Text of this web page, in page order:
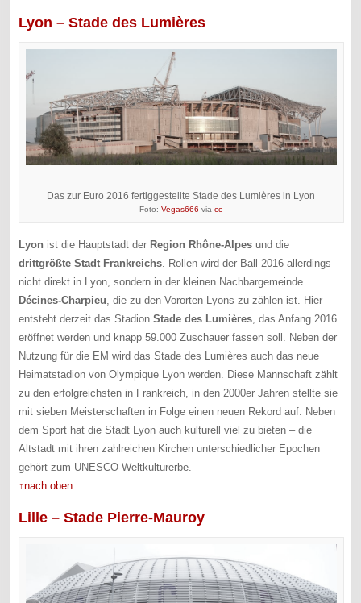
Lyon – Stade des Lumières
Das zur Euro 2016 fertiggestellte Stade des Lumières in Lyon
Foto:Vegas666 viacc
Lyon ist die Hauptstadt der Region Rhône-Alpes und die
drittgrößte Stadt Frankreichs. Rollen wird der Ball 2016 allerdings
nicht direkt in Lyon, sondern in der kleinen Nachbargemeinde
Décines-Charpieu, die zu den Vororten Lyons zu zählen ist. Hier
entsteht derzeit das StadionStade des Lumières, das Anfang 2016
eröffnet werden und knapp 59.000 Zuschauer fassen soll. Neben der
Nutzung für die EM wird das Stade des Lumières auch das neue
Heimatstadion von Olympique Lyon werden. Diese Mannschaft zählt
zu den erfolgreichsten in Frankreich, in den 2000er Jahren stellte sie
mit sieben Meisterschaften in Folge einen neuen Rekord auf. Neben
dem Sport hat die Stadt Lyon auch kulturell viel zu bieten – die
Altstadt mit ihren zahlreichen Kirchen unterschiedlicher Epochen
gehört zum UNESCO-Weltkulturerbe.
↑nach oben
Lille – Stade Pierre-Mauroy